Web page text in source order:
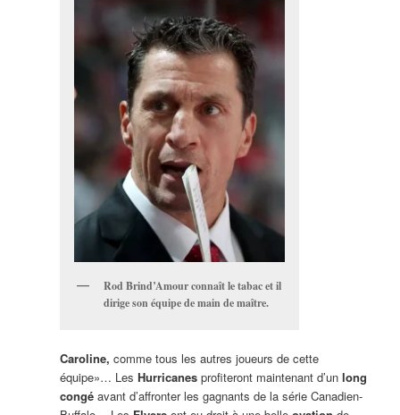
Rod Brind’Amour connaît le tabac et il
dirige son équipe de main de maître.
Caroline, comme tous les autres joueurs de cette
équipe»… Les Hurricanesprofiteront maintenant d’un long
congéavant d’affronter les gagnants de la série Canadien-